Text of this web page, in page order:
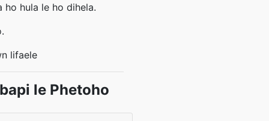
ho hula le ho dihela.
lifaele
le Phetoho